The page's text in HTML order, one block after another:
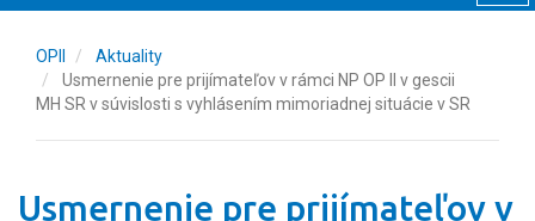
OPII
Aktuality
Usmernenie pre prijímateľov v rámci NP OP II v gescii
MH SR v súvislosti s vyhlásením mimoriadnej situácie v SR
Usmernenie pre prijímateľov v